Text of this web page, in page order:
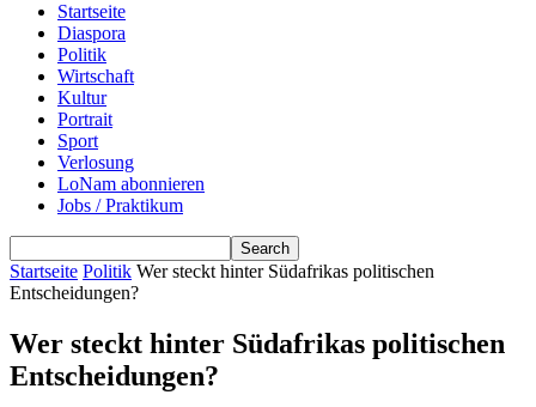
Startseite
Diaspora
Politik
Wirtschaft
Kultur
Portrait
Sport
Verlosung
LoNam abonnieren
Jobs / Praktikum
Startseite Politik Wer steckt hinter Südafrikas politischen
Entscheidungen?
Wer steckt hinter Südafrikas politischen
Entscheidungen?